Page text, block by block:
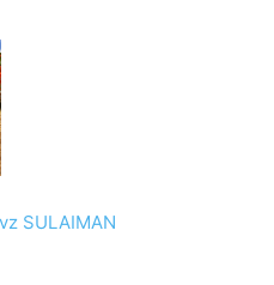
SULAIMAN